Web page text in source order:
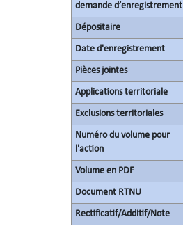
demande d’enregistrement
Dépositaire
Date d'enregistrement
Pièces jointes
Applications territoriale
Exclusions territoriales
Numéro du volume pour
l'action
Volume en PDF
Document RTNU
Rectificatif/Additif/Note